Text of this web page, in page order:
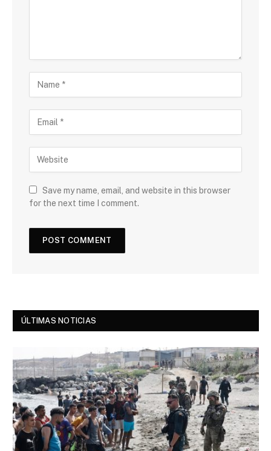
Save my name, email, and website in this browser
for the next time I comment.
ÚLTIMAS NOTICIAS